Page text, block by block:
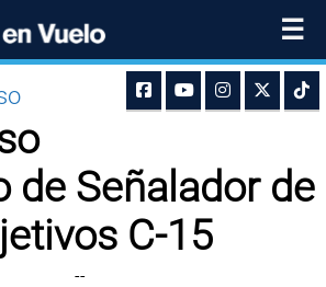
☰
de Señalador de
C-15
--